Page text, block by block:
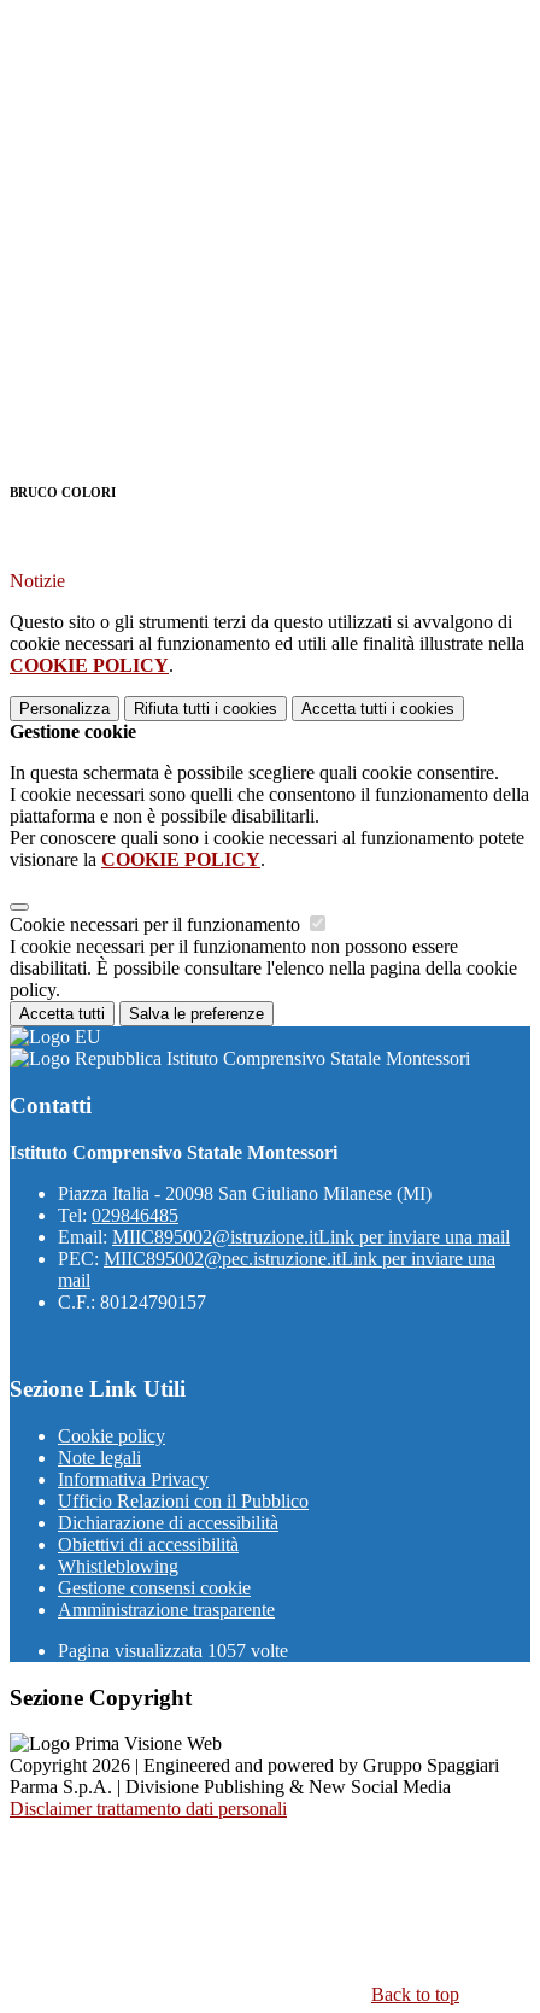
BRUCO COLORI
Notizie
Questo sito o gli strumenti terzi da questo utilizzati si avvalgono di
cookie necessari al funzionamento ed utili alle finalità illustrate nella
COOKIE POLICY.
Personalizza Rifiuta tutti i cookies Accetta tutti i cookies
Gestione cookie
In questa schermata è possibile scegliere quali cookie consentire.
I cookie necessari sono quelli che consentono il funzionamento della
piattaforma e non è possibile disabilitarli.
Per conoscere quali sono i cookie necessari al funzionamento potete
visionare la COOKIE POLICY.
Cookie necessari per il funzionamento
I cookie necessari per il funzionamento non possono essere
disabilitati. È possibile consultare l'elenco nella pagina della cookie
policy.
Accetta tutti Salva le preferenze
Istituto Comprensivo Statale Montessori
Contatti
Istituto Comprensivo Statale Montessori
Piazza Italia - 20098 San Giuliano Milanese (MI)
Tel: 029846485
Email: MIIC895002@istruzione.itLink per inviare una mail
PEC: MIIC895002@pec.istruzione.itLink per inviare una
mail
C.F.: 80124790157
Sezione Link Utili
Cookie policy
Note legali
Informativa Privacy
Ufficio Relazioni con il Pubblico
Dichiarazione di accessibilità
Obiettivi di accessibilità
Whistleblowing
Gestione consensi cookie
Amministrazione trasparente
Pagina visualizzata 1057 volte
Sezione Copyright
Copyright 2026 | Engineered and powered by Gruppo Spaggiari
Parma S.p.A. | Divisione Publishing & New Social Media
Disclaimer trattamento dati personali
Back to top